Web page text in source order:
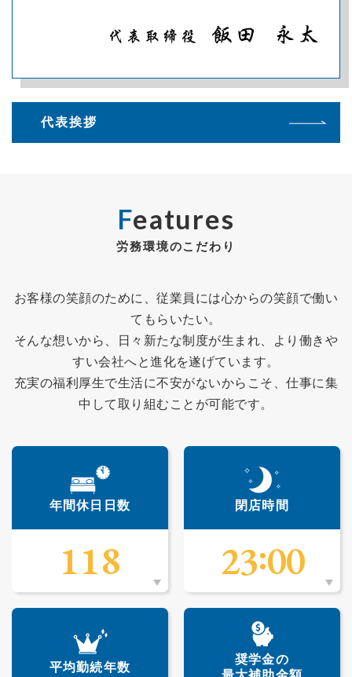
代表挨拶
Features
労務環境のこだわり
お客様の笑顔のために、従業員には心からの笑顔で働い
てもらいたい。
そんな想いから、日々新たな制度が生まれ、より働きや
すい会社へと進化を遂げています。
充実の福利厚生で生活に不安がないからこそ、仕事に集
中して取り組むことが可能です。
年間休日日数
118
閉店時間
23:00
平均勤続年数
奨学金の